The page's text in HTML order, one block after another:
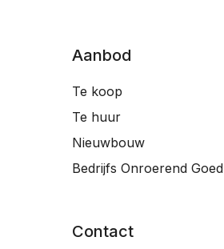
Aanbod
Te koop
Te huur
Nieuwbouw
Bedrijfs Onroerend Goed
Contact